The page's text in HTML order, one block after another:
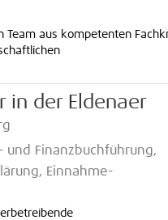
Team aus kompetenten
in der Eldenaer
und Finanzbuchführung,
Einnahme-